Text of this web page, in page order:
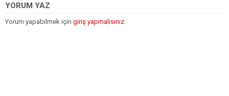
YORUM YAZ
Yorum yapabilmek için giriş yapmalısınız.